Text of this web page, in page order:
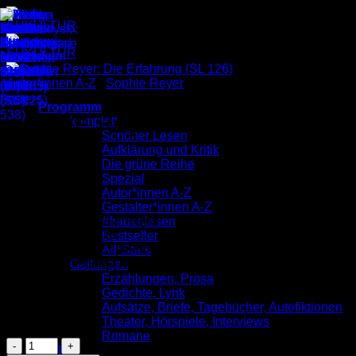
Zum
Inhalt
springen
Programm
komplett
Schöner Lesen
Aufklärung und Kritik
Die grüne Reihe
Spezial
Autor*innen A-Z
Gestalter*innen A-Z
#frauenlesen
Bestseller
All*Stars
Gattungen
Erzählungen, Prosa
Gedichte, Lyrik
Aufsätze, Briefe, Tagebücher, Autofiktionen
Theater, Hörspiele, Interviews
Romane
Verlag
Autor*innen A-Z Sophie Reyer
Sophie Reyer: Die Erfahrung
(SL 126)
Sophie Reyer
Schöner Lesen 126
Veröffentlicht im September 2013
ISBN: 9783955660062
Sophie